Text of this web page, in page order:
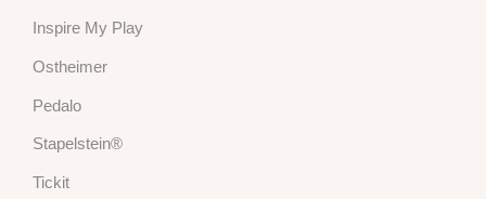
Inspire My Play
Ostheimer
Pedalo
Stapelstein®
Tickit